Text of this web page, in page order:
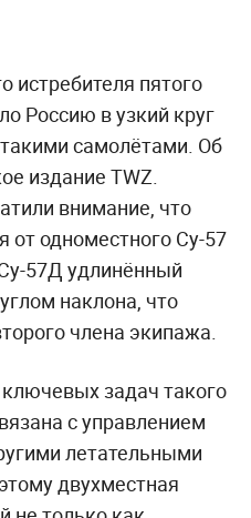
истребителя пятого
Россию в узкий круг
самолётами. Об
издание TWZ.
внимание, что
от одноместного Су-57
57Д удлинённый
наклона, что
члена экипажа.
задач такого
с управлением
летательными
двухместная